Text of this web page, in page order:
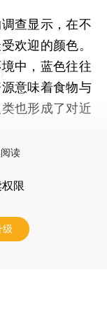
查显示，在不
欢迎的颜色。
中，蓝色往往
意味着食物与
也形成了对近
读
限
级